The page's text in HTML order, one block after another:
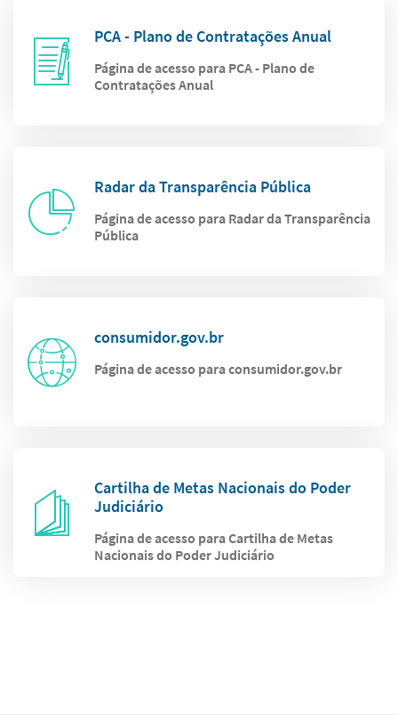
PCA - Plano de Contratações Anual
Página de acesso para PCA - Plano de
Contratações Anual
Radar da Transparência Pública
Página de acesso para Radar da Transparência
Pública
consumidor.gov.br
Página de acesso para consumidor.gov.br
Cartilha de Metas Nacionais do Poder
Judiciário
Página de acesso para Cartilha de Metas
Nacionais do Poder Judiciário